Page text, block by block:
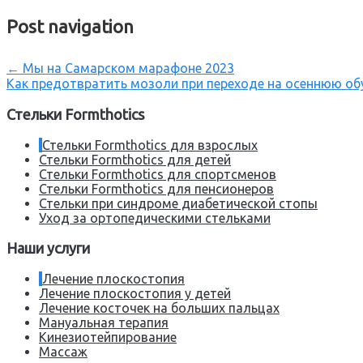
Post navigation
← Мы на Самарском марафоне 2023
Как предотвратить мозоли при переходе на осеннюю
Стельки Formthotics
Стельки Formthotics для взрослых
Стельки Formthotics для детей
Стельки Formthotics для спортсменов
Стельки Formthotics для пенсионеров
Стельки при синдроме диабетической стопы
Уход за ортопедическими стельками
Наши услуги
Лечение плоскостопия
Лечение плоскостопия у детей
Лечение косточек на больших пальцах
Мануальная терапия
Кинезиотейпирование
Массаж